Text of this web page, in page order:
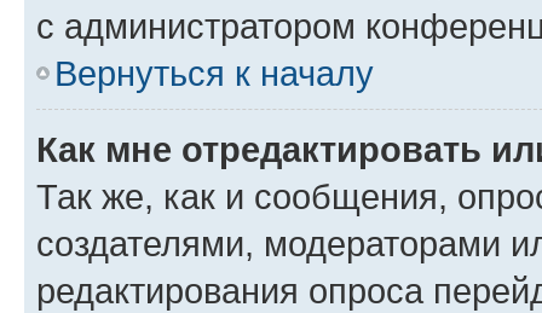
с администратором
Вернуться к началу
Как мне отредактировать
Так же, как и сообщения,
создателями, модераторами
редактирования опроса